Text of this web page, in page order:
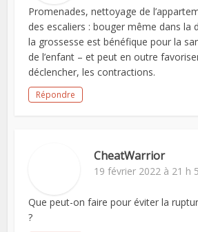
Promenades, nettoyage de
des escaliers : bouger même dans la
la grossesse est bénéfique pour la
de l’enfant – et peut en outre
déclencher, les contractions.
Répondre
CheatWarrior
19 février 2022 à 21 h
Que peut-on faire pour éviter la
?